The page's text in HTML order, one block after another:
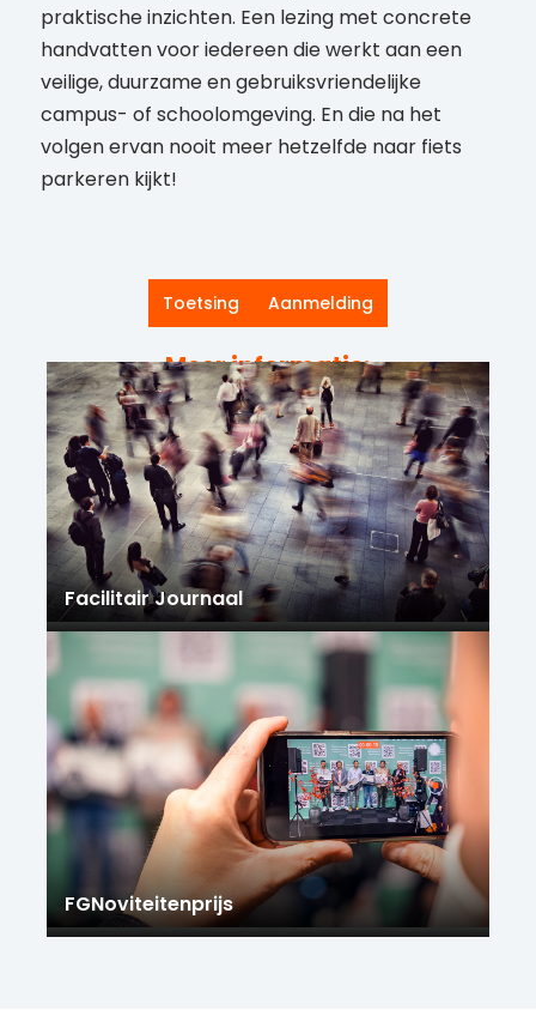
praktische inzichten. Een lezing met concrete
handvatten voor iedereen die werkt aan een
veilige, duurzame en gebruiksvriendelijke
campus- of schoolomgeving. En die na het
volgen ervan nooit meer hetzelfde naar fiets
parkeren kijkt!
Toetsing Aanmelding
Meer informatie:
Facilitair Journaal
FGNoviteitenprijs